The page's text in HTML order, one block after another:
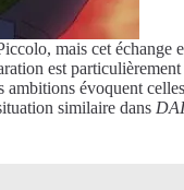
mais cet
est
évoquent
similaire dans